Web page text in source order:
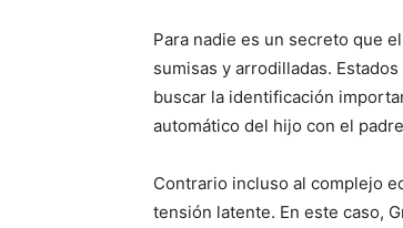
Para nadie es un secreto que
sumisas y arrodilladas.
buscar la identificación
automático del hijo con el
Contrario incluso al complejo
tensión latente. En este caso,